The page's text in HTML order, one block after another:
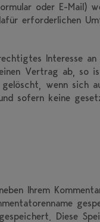
oder E-Mail)
erforderlichen
Interesse
Vertrag ab, so
wenn sich
sofern keine
Ihrem
Diese